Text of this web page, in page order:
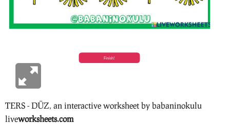
TERS - DÜZ, an interactive worksheet by babaninokulu
liveworksheets.com